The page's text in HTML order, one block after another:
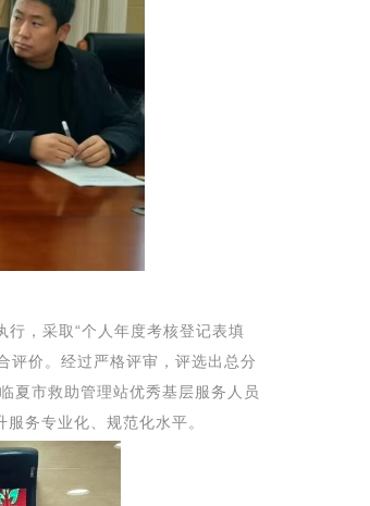
行 ， 采取“个人年度考核登记表填
评价。经过严格评审，评选出总分
夏市救助管理站优秀基层服务人员
务专业化、规范化水平。